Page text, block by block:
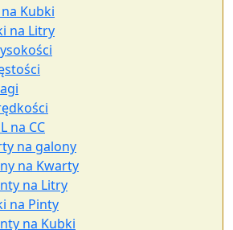
Kubki
na Litry
na CC
na galony
na Kwarty
na Litry
na Pinty
na Kubki